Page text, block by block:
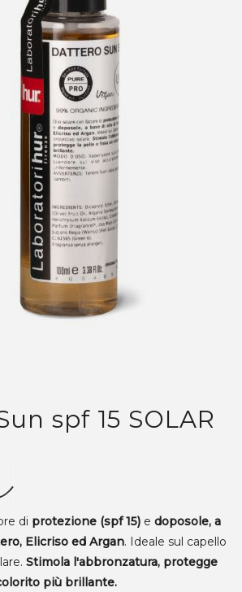
spf 15 SOLAR
di protezione (spf 15) e doposole, a
Elicriso ed Argan. Ideale sul capello
Stimola l'abbronzatura, protegge
più brillante.